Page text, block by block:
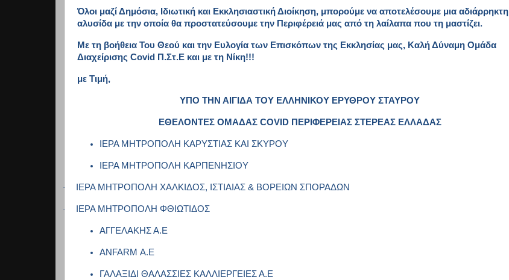
Όλοι μαζί Δημόσια, Ιδιωτική και Εκκλησιαστική Διοίκηση, μπορούμε να αποτελέσουμε μια αδιάρρηκτη
αλυσίδα με την οποία θα προστατεύσουμε την Περιφέρειά μας από τη λαίλαπα που τη μαστίζει.
Με τη βοήθεια Του Θεού και την Ευλογία των Επισκόπων της Εκκλησίας μας, Καλή Δύναμη Ομάδα
Διαχείρισης Covid Π.Στ.Ε και με τη Νίκη!!!
με Τιμή,
ΥΠΟ ΤΗΝ ΑΙΓΙΔΑ ΤΟΥ ΕΛΛΗΝΙΚΟΥ ΕΡΥΘΡΟΥ ΣΤΑΥΡΟΥ
ΕΘΕΛΟΝΤΕΣ ΟΜΑΔΑΣ COVID ΠΕΡΙΦΕΡΕΙΑΣ ΣΤΕΡΕΑΣ ΕΛΛΑΔΑΣ
ΙΕΡΑ ΜΗΤΡΟΠΟΛΗ ΚΑΡΥΣΤΙΑΣ ΚΑΙ ΣΚΥΡΟΥ
ΙΕΡΑ ΜΗΤΡΟΠΟΛΗ ΚΑΡΠΕΝΗΣΙΟΥ
· ΙΕΡΑ ΜΗΤΡΟΠΟΛΗ ΧΑΛΚΙΔΟΣ, ΙΣΤΙΑΙΑΣ & ΒΟΡΕΙΩΝ ΣΠΟΡΑΔΩΝ
· ΙΕΡΑ ΜΗΤΡΟΠΟΛΗ ΦΘΙΩΤΙΔΟΣ
ΑΓΓΕΛΑΚΗΣ Α.Ε
ANFARMΑ.Ε
ΓΑΛΑΞΙΔΙ ΘΑΛΑΣΣΙΕΣ ΚΑΛΛΙΕΡΓΕΙΕΣ Α.Ε